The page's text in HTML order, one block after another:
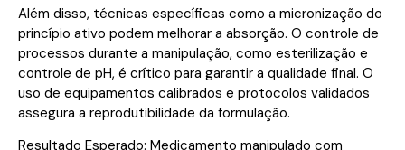
Além disso, técnicas específicas como a micronização do
princípio ativo podem melhorar a absorção. O controle de
processos durante a manipulação, como esterilização e
controle de pH, é crítico para garantir a qualidade final. O
uso de equipamentos calibrados e protocolos validados
assegura a reprodutibilidade da formulação.
Resultado Esperado: Medicamento manipulado com